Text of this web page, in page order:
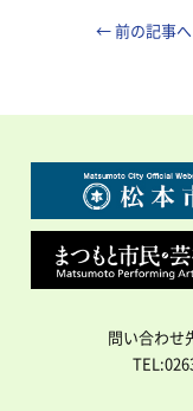
← 前の記事へ
問い合わせ